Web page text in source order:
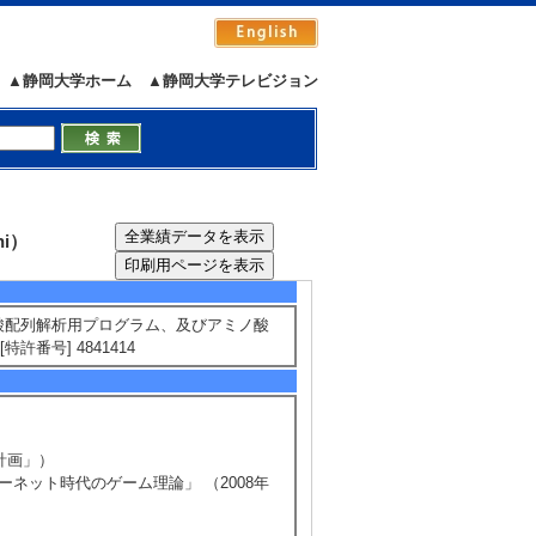
▲静岡大学テレビジョン
▲静岡大学ホーム
構築 （ 2014年4月 ～ 2017年3月 ）
年4月 ～ 2014年3月 ） 基盤研究(C) 代
salesman problem （2025年
Wu [授与機関] スケジューリング学会
列解析用プログラム、及びアミノ酸
許番号] 4841414
」）
ネット時代のゲーム理論」 （2008年